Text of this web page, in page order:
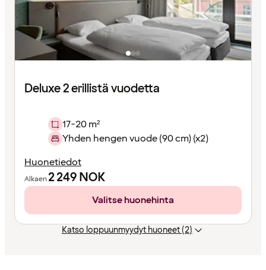
Deluxe 2 erillistä vuodetta
17-20 m²
Yhden hengen vuode (90 cm) (x2)
Huonetiedot
Alkaen2 249NOK
Valitse huonehinta
Katso loppuunmyydyt huoneet (2)